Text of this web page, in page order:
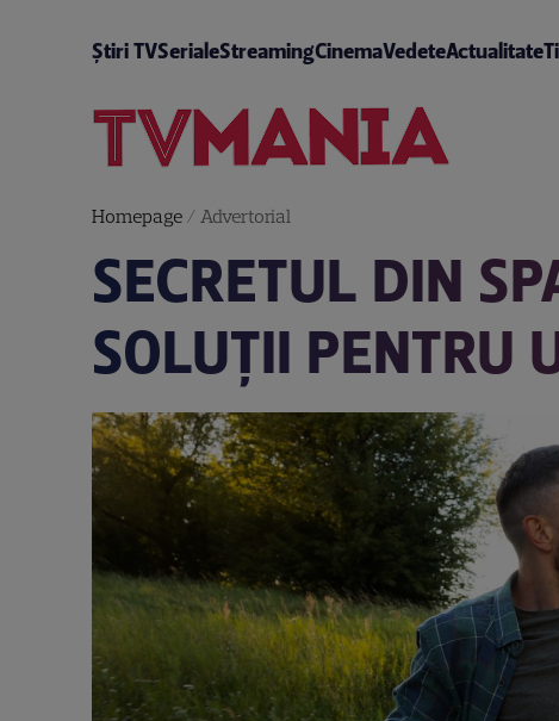
Știri TVSerialeStreamingCinemaVedeteActualitate
Homepage/ Advertorial
SECRETUL DIN
SOLUȚII PENTRU